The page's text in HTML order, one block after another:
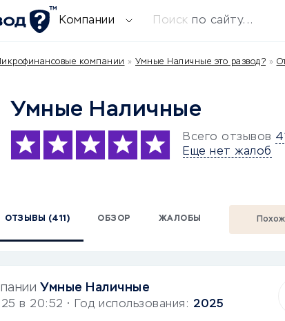
Компании Поиск по сайту...
компании » Умные Наличные это развод? »
Умные Наличные
Всего отзывов
Еще нет жалоб
ОТЗЫВЫ (411) ОБЗОР ЖАЛОБЫ
Умные Наличные
в 20:52 • Год использования: 2025